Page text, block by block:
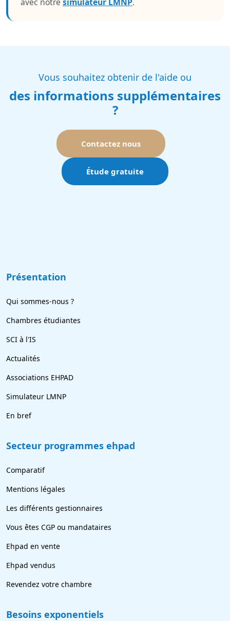
Vous souhaitez obtenir de l'aide ou
des informations supplémentaires
?
Contactez nous
Étude gratuite
Présentation
Qui sommes-nous ?
Chambres étudiantes
SCI à l'IS
Actualités
Associations EHPAD
Simulateur LMNP
En bref
Secteur programmes ehpad
Comparatif
Mentions légales
Les différents gestionnaires
Vous êtes CGP ou mandataires
Ehpad en vente
Ehpad vendus
Revendez votre chambre
Besoins exponentiels